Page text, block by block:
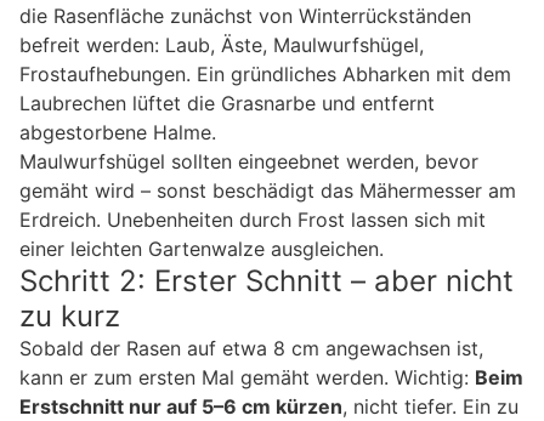
die Rasenfläche zunächst von Winterrückständen
befreit werden: Laub, Äste, Maulwurfshügel,
Frostaufhebungen. Ein gründliches Abharken mit dem
Laubrechen lüftet die Grasnarbe und entfernt
abgestorbene Halme.
Maulwurfshügel sollten eingeebnet werden, bevor
gemäht wird – sonst beschädigt das Mähermesser am
Erdreich. Unebenheiten durch Frost lassen sich mit
einer leichten Gartenwalze ausgleichen.
Schritt 2: Erster Schnitt – aber nicht
zu kurz
Sobald der Rasen auf etwa 8 cm angewachsen ist,
kann er zum ersten Mal gemäht werden. Wichtig: Beim
Erstschnitt nur auf 5–6 cm kürzen, nicht tiefer. Ein zu